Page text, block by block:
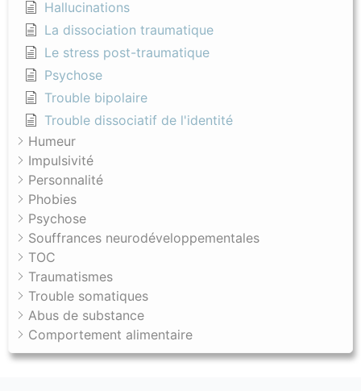
Hallucinations
La dissociation traumatique
Le stress post-traumatique
Psychose
Trouble bipolaire
Trouble dissociatif de l'identité
Humeur
Impulsivité
Personnalité
Phobies
Psychose
Souffrances neurodéveloppementales
TOC
Traumatismes
Trouble somatiques
Abus de substance
Comportement alimentaire